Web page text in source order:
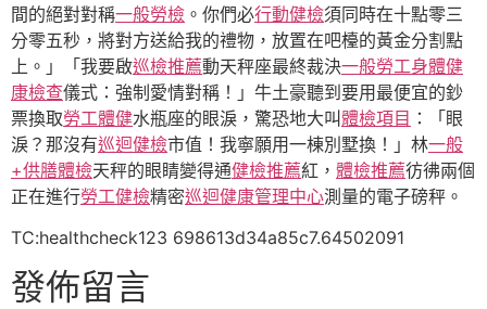
間的絕對對稱一般勞檢 。你們必行動健檢須同時在十點零三
分零五秒，將對方送給我的禮物，放置在吧檯的黃金分割點
上。」「我要啟巡檢推薦動天秤座最終裁決一般勞工身體健
康檢查儀式：強制愛情對稱！」牛土豪聽到要用最便宜的鈔
票換取勞工體健水瓶座的眼淚，驚恐地大叫體檢項目 ：「眼
淚？那沒有巡迴健檢市值！我寧願用一棟別墅換！」林一般
+供膳體檢天秤的眼睛變得通健檢推薦紅， 體檢推薦彷彿兩個
正在進行勞工健檢精密巡迴健康管理中心測量的電子磅秤。
TC:healthcheck123 698613d34a85c7.64502091
發佈留言